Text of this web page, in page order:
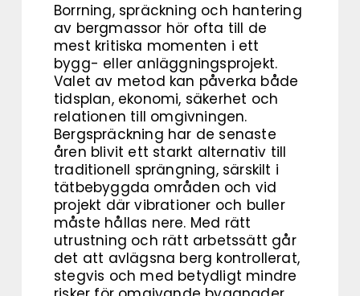
Borrning, spräckning och hantering
av bergmassor hör ofta till de
mest kritiska momenten i ett
bygg- eller anläggningsprojekt.
Valet av metod kan påverka både
tidsplan, ekonomi, säkerhet och
relationen till omgivningen.
Bergspräckning har de senaste
åren blivit ett starkt alternativ till
traditionell sprängning, särskilt i
tätbebyggda områden och vid
projekt där vibrationer och buller
måste hållas nere. Med rätt
utrustning och rätt arbetssätt går
det att avlägsna berg kontrollerat,
stegvis och med betydligt mindre